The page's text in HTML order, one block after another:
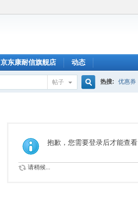
京东康耐信旗舰店 动态
帖子
索
热搜: 优惠券
抱歉，您需要登录后才能查看
请稍候...